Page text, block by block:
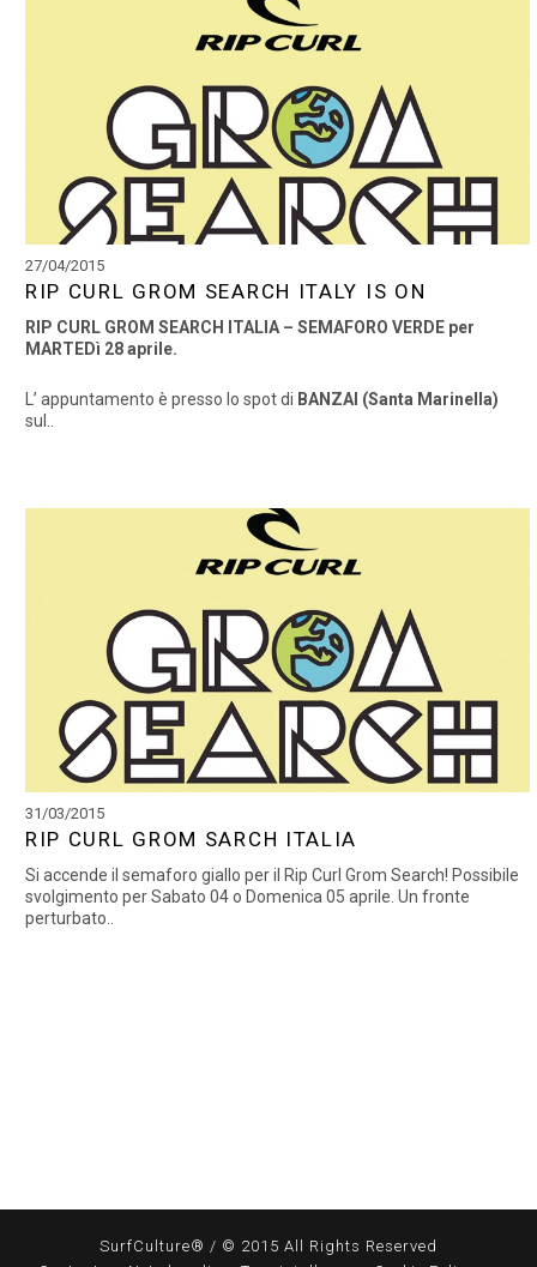
27/04/2015
RIP CURL GROM SEARCH ITALY IS ON
RIP CURL GROM SEARCH ITALIA – SEMAFORO VERDE per
MARTEDì 28 aprile.
L’ appuntamento è presso lo spot di BANZAI (Santa Marinella)
sul..
31/03/2015
RIP CURL GROM SARCH ITALIA
Si accende il semaforo giallo per il Rip Curl Grom Search! Possibile
svolgimento per Sabato 04 o Domenica 05 aprile. Un fronte
perturbato..
SurfCulture® / © 2015 All Rights Reserved